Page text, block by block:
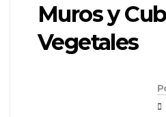
Muros y
Vegetales